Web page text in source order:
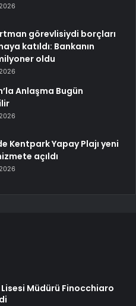
görevlisiydi borçları
katıldı: Bankanın
oldu
Anlaşma Bugün
Kentpark Yapay Plajı yeni
açıldı
Müdürü Finocchiaro